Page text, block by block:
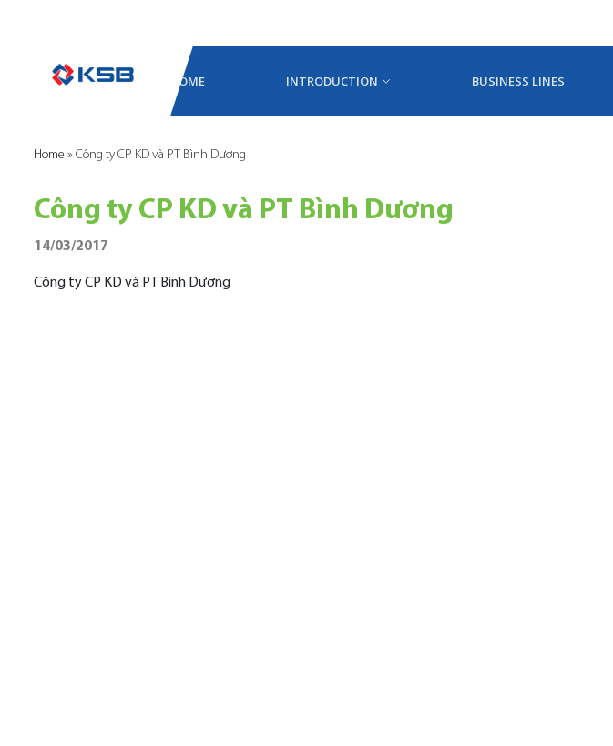
HOME INTRODUCTION BUSINESS LINES
Home » Công ty CP KD và PT Bình Dương
Công ty CP KD và PT Bình Dương
14/03/2017
Công ty CP KD và PT Bình Dương